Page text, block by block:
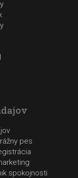
pes
spokojnosti